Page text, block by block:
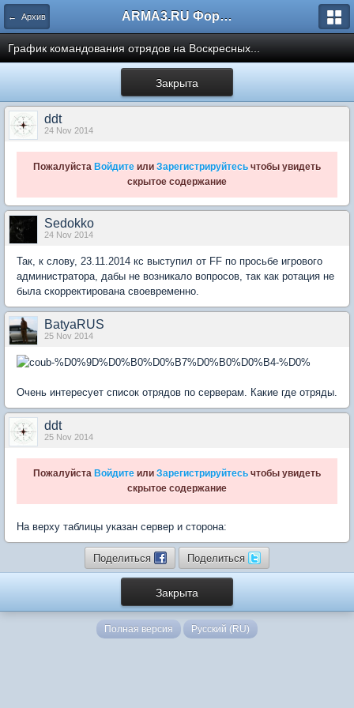
← Архив ARMA3.RU Форум
График командования отрядов на Воскресных...
Закрыта
ddt
24 Nov 2014
Пожалуйста Войдите или Зарегистрируйтесь чтобы увидеть
скрытое содержание
Sedokko
24 Nov 2014
Так, к слову, 23.11.2014 кс выступил от FF по просьбе игрового
администратора, дабы не возникало вопросов, так как ротация не
была скорректирована своевременно.
BatyaRUS
25 Nov 2014
Очень интересует список отрядов по серверам. Какие где отряды.
ddt
25 Nov 2014
Пожалуйста Войдите или Зарегистрируйтесь чтобы увидеть
скрытое содержание
На верху таблицы указан сервер и сторона:
Поделиться Поделиться
Закрыта
Полная версия Русский (RU)